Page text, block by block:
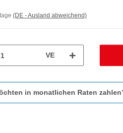
(DE - Ausland abweichend)
VE
in monatlichen Raten